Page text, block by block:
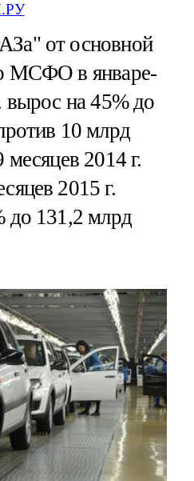
от основной
МСФО в январе-
вырос на 45% до
10 млрд
2014 г.
2015 г.
до 131,2 млрд